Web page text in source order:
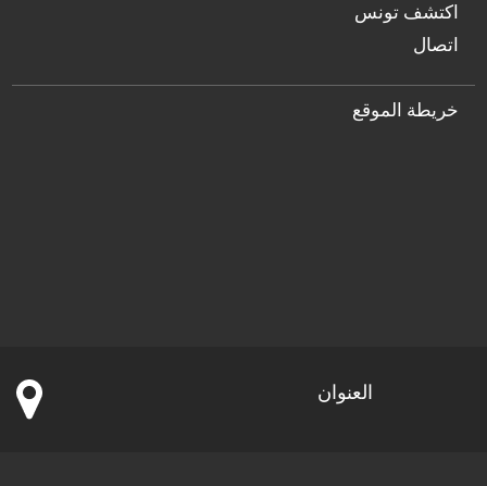
اكتشف تونس
اتصال
خريطة الموقع
العنوان